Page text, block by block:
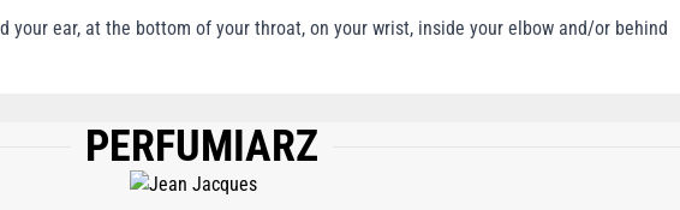
your ear, at the bottom of your throat, on your wrist, inside your elbow and/or behind
BENZYL SALICYLATE, ETHYLHEXYL METHOXYCINNAMATE, ETHYLHEXYL SALICYLATE, BUTYL
IONONE, CITRONELLOL, BENZYL ALCOHOL, HEXYL CINNAMAL, HYDROXYCITRONELLAL, LINALOOL,
PERFUMIARZ